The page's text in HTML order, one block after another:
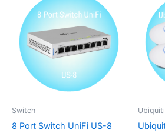
Switch
8 Port Switch UniFi US-8
Ubiquiti